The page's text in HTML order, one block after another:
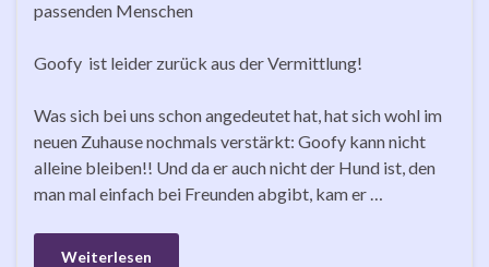
passenden Menschen
Goofy ist leider zurück aus der Vermittlung!
Was sich bei uns schon angedeutet hat, hat sich wohl im
neuen Zuhause nochmals verstärkt: Goofy kann nicht
alleine bleiben!! Und da er auch nicht der Hund ist, den
man mal einfach bei Freunden abgibt, kam er …
Weiterlesen